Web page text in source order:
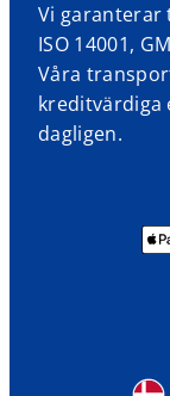
Vi garanterar
ISO 14001,
Våra
kreditvärdiga
dagligen.